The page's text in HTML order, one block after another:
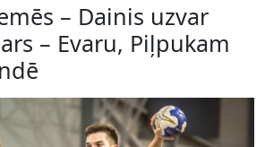
– Dainis uzvar
– Evaru, Piļpukam